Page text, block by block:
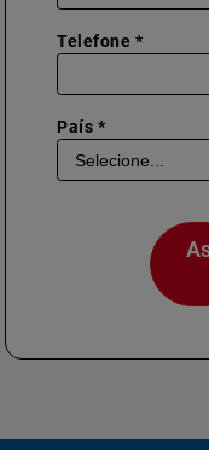
Telefone *
País *